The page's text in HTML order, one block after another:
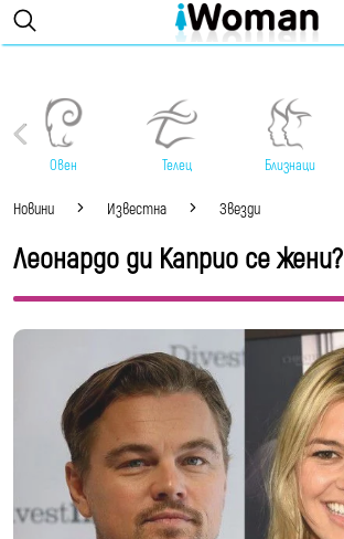
Овен Телец Близнаци
Новини Известна Звезди
Леонардо ди Каприо се жени?